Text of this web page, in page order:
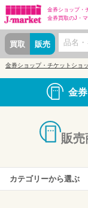
金券ショップ・
金券買取のJ・
買取 販売
金券ショップ・チケットショ
金
販
カテゴリーから選ぶ